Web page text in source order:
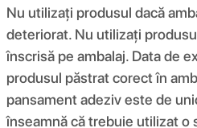
Nu utilizați produsul dacă
deteriorat. Nu utilizați
înscrisă pe ambalaj. Data de
produsul păstrat corect în
pansament adeziv este de
înseamnă că trebuie utilizat o